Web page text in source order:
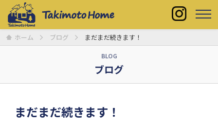
ホーム ブログ まだまだ続きます！
BLOG
ブログ
まだまだ続きます！